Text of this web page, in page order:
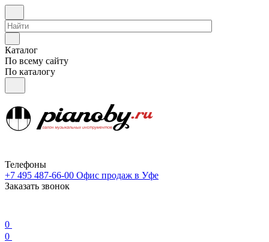
Каталог
По всему сайту
По каталогу
Телефоны
+7 495 487-66-00 Офис продаж в Уфе
Заказать звонок
0
0